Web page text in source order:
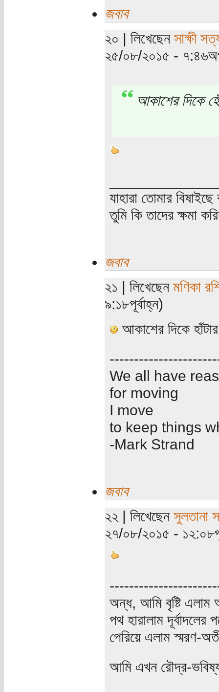
জবাব
২০ | লিখেছেন সাক্ষী
২৫/০৮/২০১৫ -
আকাশের দিকে
যাহারা তোমার
তুমি কি তাদের ক্ষমা
জবাব
২১ | লিখেছেন মণিকা
৯:১৮পূর্বাহ্ন)
আকাশের দিকে
We all have
for moving
I move
to keep things
-Mark Strand
জবাব
২২ | লিখেছেন সুলতানা
২৭/০৮/২০১৫ -
অন্ধ, আমি বৃষ্টি
পথ হারালাম দূর্বাদলের
পেরিয়ে এলাম স্মরণ-
আমি এখন রৌদ্র-